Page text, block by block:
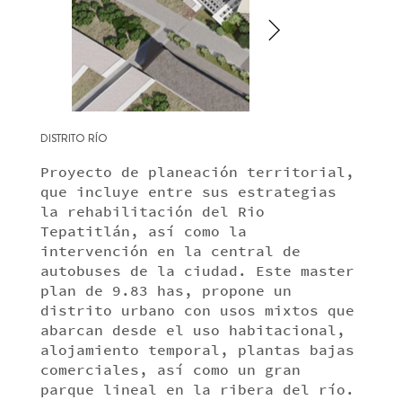
DISTRITO RÍO
Proyecto de planeación territorial,
que incluye entre sus estrategias
la rehabilitación del Rio
Tepatitlán, así como la
intervención en la central de
autobuses de la ciudad. Este master
plan de 9.83 has, propone un
distrito urbano con usos mixtos que
abarcan desde el uso habitacional,
alojamiento temporal, plantas bajas
comerciales, así como un gran
parque lineal en la ribera del río.